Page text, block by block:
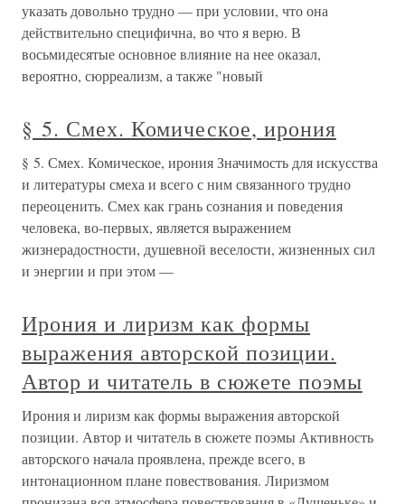
указать довольно трудно — при условии, что она
действительно специфична, во что я верю. В
восьмидесятые основное влияние на нее оказал,
вероятно, сюрреализм, а также "новый
§ 5. Смех. Комическое, ирония
§ 5. Смех. Комическое, ирония Значимость для искусства
и литературы смеха и всего с ним связанного трудно
переоценить. Смех как грань сознания и поведения
человека, во-первых, является выражением
жизнерадостности, душевной веселости, жизненных сил
и энергии и при этом —
Ирония и лиризм как формы
выражения авторской позиции.
Автор и читатель в сюжете поэмы
Ирония и лиризм как формы выражения авторской
позиции. Автор и читатель в сюжете поэмы Активность
авторского начала проявлена, прежде всего, в
интонационном плане повествования. Лиризмом